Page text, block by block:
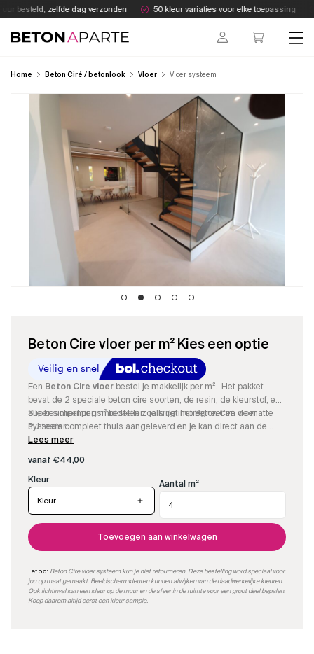
Skip
to
content
besteld, zelfde dag verzonden 50 kleur variaties voor elke toepassing
Beton Aparte
Home Beton Ciré / betonlook Vloer Vloer systeem
Beton Cire vloer per m² Kies een optie
Een Beton Cire vloer bestel je makkelijk per m². Het pakket
bevat de 2 speciale beton cire soorten, de resin, de kleurstof, en
alle beschermingsmiddelen zoals de impregneer en de matte
PU sealer.
Super simpel per m² bestellen, je krijgt het Beton Ciré vloer
systeem compleet thuis aangeleverd en je kan direct aan de
slag.
Lees meer
vanaf €44,00
Kleur
Aantal m²
Toevoegen aan winkelwagen
Let op: Beton Cire vloer systeem kun je niet retourneren. Deze bestelling word speciaal voor
jou op maat gemaakt. Beeldschermkleuren kunnen afwijken van de daadwerkelijke kleuren.
Ook lichtinval kan een kleur op de muur en de sfeer in de ruimte voor een groot deel bepalen.
Koop daarom altijd eerst een kleur sample.